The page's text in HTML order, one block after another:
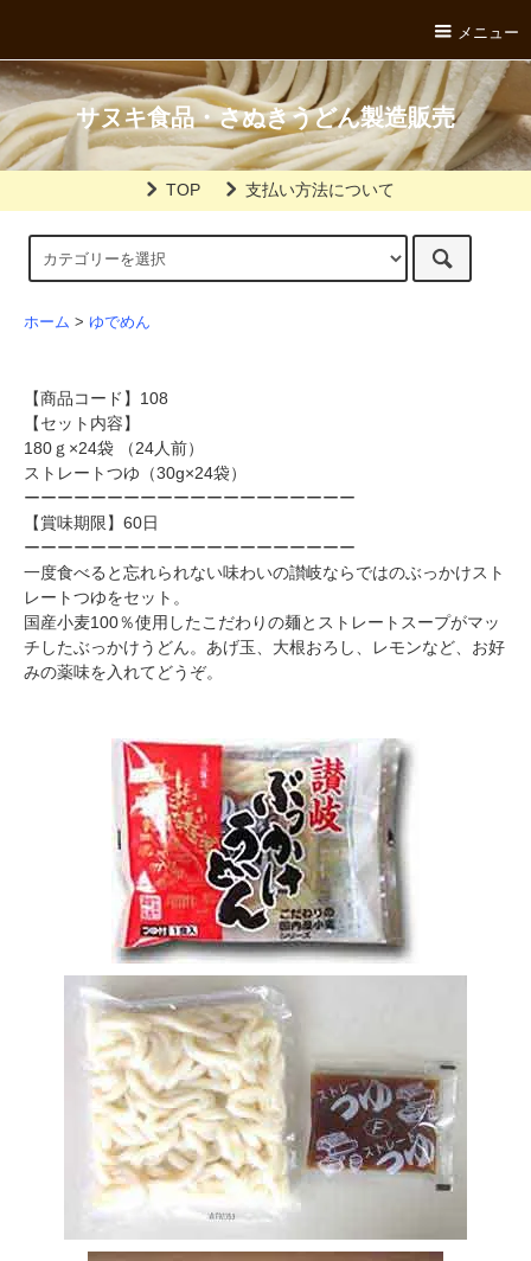
メニュー
サヌキ食品・さぬきうどん製造販売
TOP 支払い方法について
ホーム > ゆでめん
【商品コード】108
【セット内容】
180ｇ×24袋 （24人前）
ストレートつゆ（30g×24袋）
ーーーーーーーーーーーーーーーーーーーー
【賞味期限】60日
ーーーーーーーーーーーーーーーーーーーー
一度食べると忘れられない味わいの讃岐ならではのぶっかけスト
レートつゆをセット。
国産小麦100％使用したこだわりの麺とストレートスープがマッ
チしたぶっかけうどん。あげ玉、大根おろし、レモンなど、お好
みの薬味を入れてどうぞ。